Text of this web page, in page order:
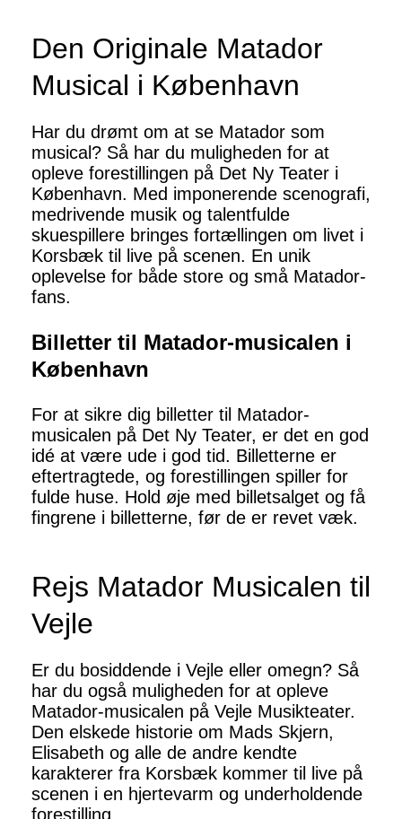
Den Originale Matador
Musical i København
Har du drømt om at se Matador som
musical? Så har du muligheden for at
opleve forestillingen på Det Ny Teater i
København. Med imponerende scenografi,
medrivende musik og talentfulde
skuespillere bringes fortællingen om livet i
Korsbæk til live på scenen. En unik
oplevelse for både store og små Matador-
fans.
Billetter til Matador-musicalen i
København
For at sikre dig billetter til Matador-
musicalen på Det Ny Teater, er det en god
idé at være ude i god tid. Billetterne er
eftertragtede, og forestillingen spiller for
fulde huse. Hold øje med billetsalget og få
fingrene i billetterne, før de er revet væk.
Rejs Matador Musicalen til
Vejle
Er du bosiddende i Vejle eller omegn? Så
har du også muligheden for at opleve
Matador-musicalen på Vejle Musikteater.
Den elskede historie om Mads Skjern,
Elisabeth og alle de andre kendte
karakterer fra Korsbæk kommer til live på
scenen i en hjertevarm og underholdende
forestilling.